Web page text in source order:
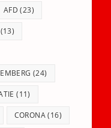
AFD (23)
(13)
(24)
(11)
CORONA(16)